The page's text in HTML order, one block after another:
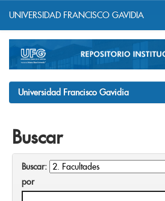
navigation
UNIVERSIDAD FRANCISCO GAVIDIA
Universidad Francisco Gavidia
Buscar
Buscar:
por